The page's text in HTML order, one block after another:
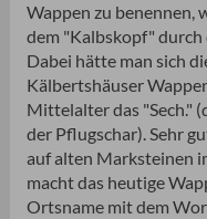
Wappen zu benennen,
dem "Kalbskopf" durch
Dabei hätte man sich
Kälbertshäuser
Mittelalter das "Sech."
der Pflugschar). Sehr
auf alten Marksteinen
macht das heutige
Ortsname mit dem